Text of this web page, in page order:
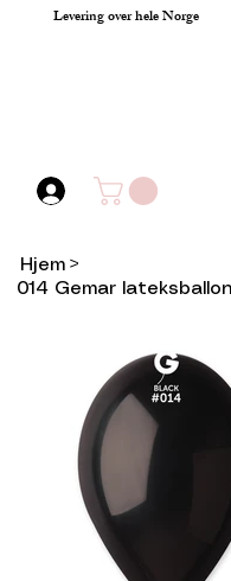
Levering over hele Norge
Hjem >
014 Gemar